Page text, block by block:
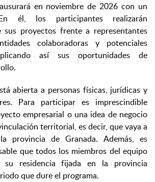
en noviembre de 2026 con un
él, los participantes realizarán
sus proyectos frente a representantes
colaboradoras y potenciales
así sus oportunidades de
abierta a personas físicas, jurídicas y
Para participar es imprescindible
empresarial o una idea de negocio
territorial, es decir, que vaya a
provincia de Granada. Además, es
que todos los miembros del equipo
su residencia fijada en la provincia
que dure el programa.